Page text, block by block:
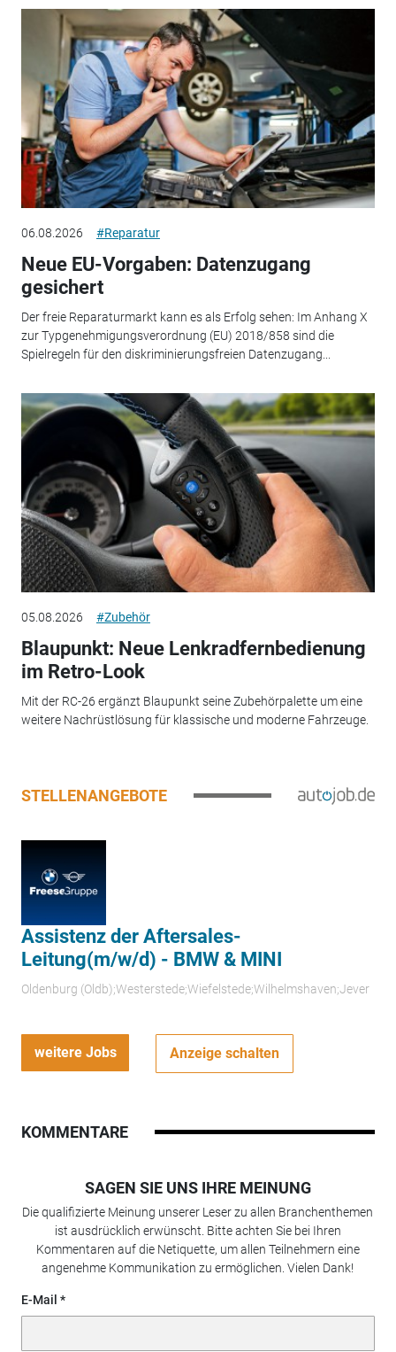
06.08.2026 #Reparatur
Neue EU-Vorgaben: Datenzugang
gesichert
Der freie Reparaturmarkt kann es als Erfolg sehen: Im Anhang X
zur Typgenehmigungsverordnung (EU) 2018/858 sind die
Spielregeln für den diskriminierungsfreien Datenzugang...
05.08.2026 #Zubehör
Blaupunkt: Neue Lenkradfernbedienung
im Retro-Look
Mit der RC-26 ergänzt Blaupunkt seine Zubehörpalette um eine
weitere Nachrüstlösung für klassische und moderne Fahrzeuge.
STELLENANGEBOTE
Assistenz der Aftersales-
Leitung(m/w/d) - BMW & MINI
Oldenburg (Oldb);Westerstede;Wiefelstede;Wilhelmshaven;Jever
weitere Jobs Anzeige schalten
KOMMENTARE
SAGEN SIE UNS IHRE MEINUNG
Die qualifizierte Meinung unserer Leser zu allen Branchenthemen
ist ausdrücklich erwünscht. Bitte achten Sie bei Ihren
Kommentaren auf die Netiquette, um allen Teilnehmern eine
angenehme Kommunikation zu ermöglichen. Vielen Dank!
E-Mail